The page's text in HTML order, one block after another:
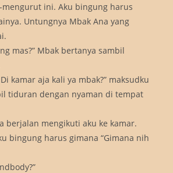
ini. Aku bingung harus
Untungnya Mbak Ana yang
mas?” Mbak bertanya sambil
kamar aja kali ya mbak?” maksudku
tiduran dengan nyaman di tempat
berjalan mengikuti aku ke kamar.
bingung harus gimana “Gimana nih